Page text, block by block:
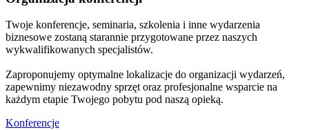
Twoje konferencje, seminaria, szkolenia i inne wydarzenia
biznesowe zostaną starannie przygotowane przez naszych
wykwalifikowanych specjalistów.
Zaproponujemy optymalne lokalizacje do organizacji wydarzeń,
zapewnimy niezawodny sprzęt oraz profesjonalne wsparcie na
każdym etapie Twojego pobytu pod naszą opieką.
Konferencje